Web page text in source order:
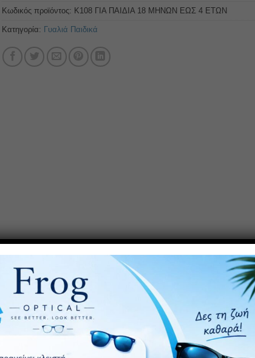
Κωδικός προϊόντος: K108 ΓΙΑ ΠΑΙΔΙΑ 18 ΜΗΝΩΝ ΕΩΣ 4 ΕΤΩΝ
Κατηγορία: Γυαλιά Παιδικά